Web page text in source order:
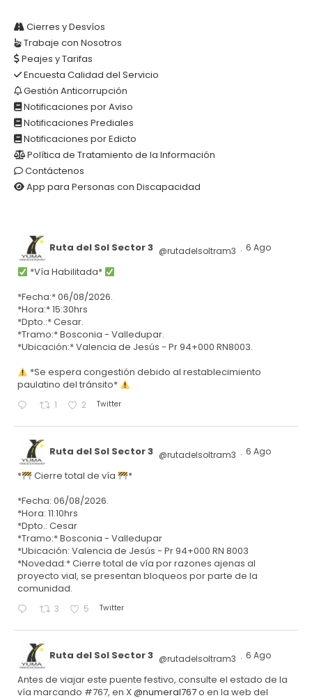
Cierres y Desvíos
Trabaje con Nosotros
Peajes y Tarifas
Encuesta Calidad del Servicio
Gestión Anticorrupción
Notificaciones por Aviso
Notificaciones Prediales
Notificaciones por Edicto
Política de Tratamiento de la Información
Contáctenos
App para Personas con Discapacidad
Ruta del Sol Sector 3 @rutadelsoltram3 · 6 Ago
*Vía Habilitada*
*Fecha:* 06/08/2026.
*Hora:* 15:30hrs
*Dpto.:* Cesar.
*Tramo:* Bosconia - Valledupar.
*Ubicación:* Valencia de Jesús - Pr 94+000 RN8003.
*Se espera congestión debido al restablecimiento
paulatino del tránsito*
1 2 Twitter
Ruta del Sol Sector 3 @rutadelsoltram3 · 6 Ago
* Cierre total de vía
*
*Fecha: 06/08/2026.
*Hora: 11:10hrs
*Dpto.: Cesar
*Tramo:* Bosconia - Valledupar
*Ubicación: Valencia de Jesús - Pr 94+000 RN 8003
*Novedad:* Cierre total de vía por razones ajenas al
proyecto vial, se presentan bloqueos por parte de la
comunidad.
3 5 Twitter
Ruta del Sol Sector 3 @rutadelsoltram3 · 6 Ago
Antes de viajar este puente festivo, consulte el estado de la
vía marcando #767, en X@numeral767o en la web del